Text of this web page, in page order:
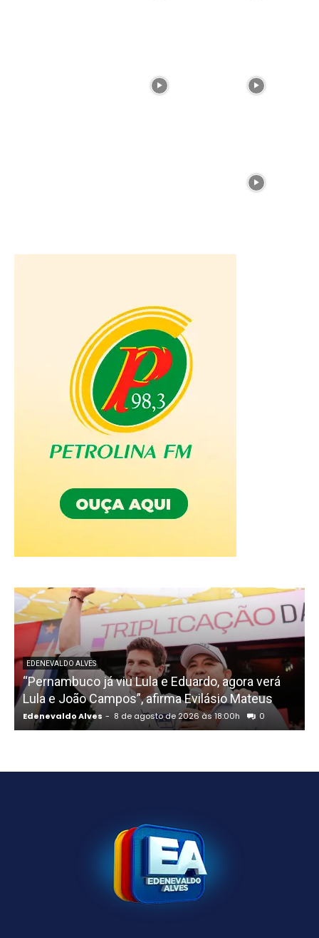
EDENEVALDO ALVES
“Pernambuco já viu Lula e Eduardo, agora verá
Lula e João Campos”, afirma Evilásio Mateus
Edenevaldo Alves - 8 de agosto de 2026 às 18:00h 0